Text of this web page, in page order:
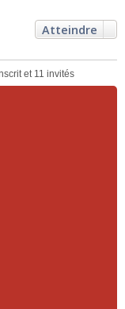
Atteindre
et 11 invités